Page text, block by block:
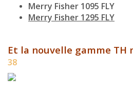
Merry Fisher 1095 FLY
Merry Fisher 1295 FLY
Et la nouvelle gamme TH
38